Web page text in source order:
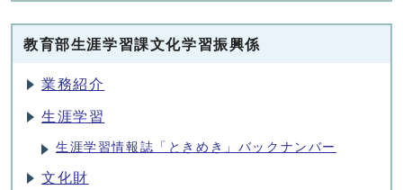
教育部生涯学習課文化学習振興係
業務紹介
生涯学習
生涯学習情報誌「ときめき」バックナンバー
文化財